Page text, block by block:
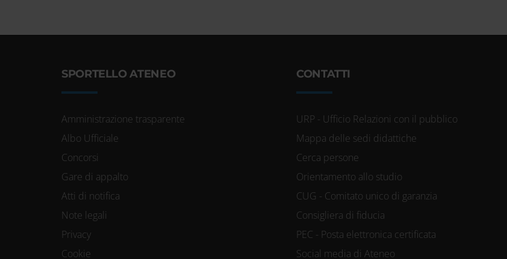
SPORTELLO ATENEO
Amministrazione trasparente
Albo Ufficiale
Concorsi
Gare di appalto
Atti di notifica
Note legali
Privacy
Cookie
CONTATTI
URP - Ufficio Relazioni con il pubblico
Mappa delle sedi didattiche
Cerca persone
Orientamento allo studio
CUG - Comitato unico di garanzia
Consigliera di fiducia
PEC - Posta elettronica certificata
Social media di Ateneo